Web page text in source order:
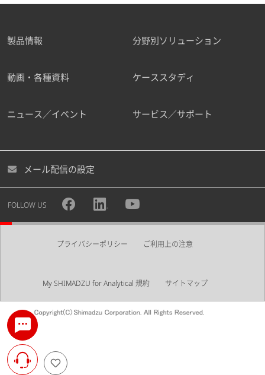
製品情報 分野別ソリューション
動画・各種資料 ケーススタディ
ニュース／イベント サービス／サポート
メール配信の設定
FOLLOW US
プライバシーポリシー ご利用上の注意
My SHIMADZU for Analytical 規約 サイトマップ